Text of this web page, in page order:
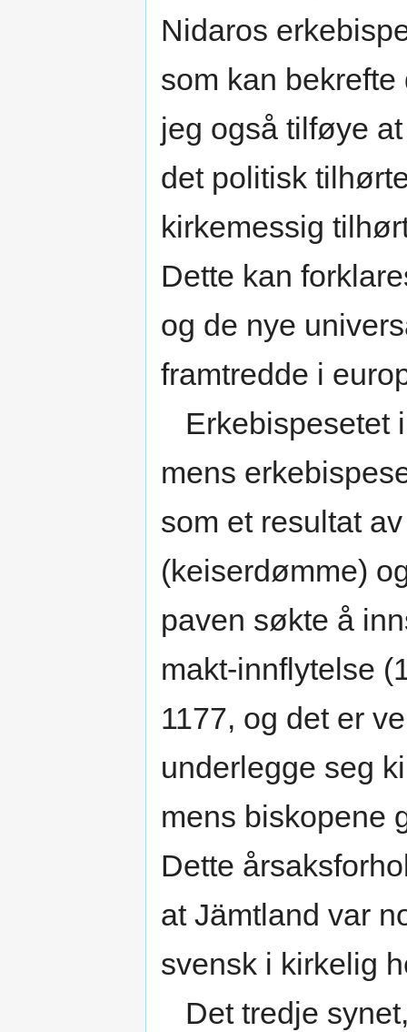
Nidaros
som kan
jeg også tilføye
det politisk
kirkemessig
Dette kan
og de nye
framtredde i
Erkebispesetet
mens
som et resultat
(keiserdømme)
paven søkte å
makt-innflytelse
1177, og det er
underlegge seg
mens biskopene
Dette
at Jämtland var
svensk i kirkelig
Det tredje